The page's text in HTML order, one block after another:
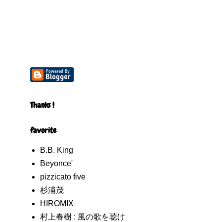
Thanks !
favorite
B.B. King
Beyonce'
pizzicato five
杉浦茂
HIROMIX
村上春樹 : 風の歌を聴け